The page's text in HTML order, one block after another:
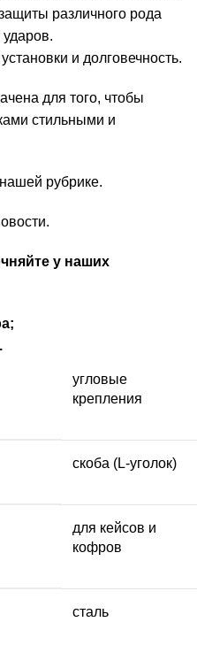
различного рода
и долговечность.
для того, чтобы
стильными и
рубрике.
у наших
угловые
крепления
скоба (L-уголок)
для кейсов и
кофров
сталь